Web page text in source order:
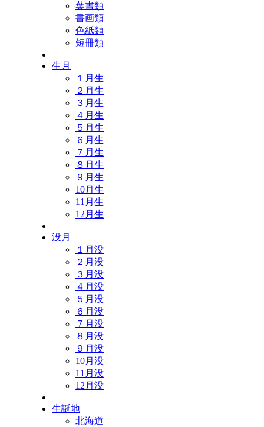
葉書類
書画類
色紙類
短冊類
生月
１月生
２月生
３月生
４月生
５月生
６月生
７月生
８月生
９月生
10月生
11月生
12月生
没月
１月没
２月没
３月没
４月没
５月没
６月没
７月没
８月没
９月没
10月没
11月没
12月没
生誕地
北海道